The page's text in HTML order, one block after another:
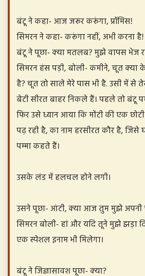
बंटू ने कहा- आज जरूर करूंगा, प्रॉमिस!
सिमरन ने कहा- करूंगा नहीं, अभी करना है!
बंटू ने पूछा- क्या मतलब? मुझे वापस भेज
सिमरन हंस पड़ी, बोली- कमीने, चूत क्या
है? चूत तो साले मेरे पास भी है. उसी में से
बेटी सीरत बाहर निकले हैं। पहले तो बंटू
फिर उसे ध्यान आया कि मोंटी की एक
पढ़ रही है, का नाम हरसीरत कौर है, जिसे
पम्मा कहते हैं।
उसके लंड में हलचल होने लगी।
उसने पूछा- आंटी, क्या आज तुम मुझे
सिमरन बोली- हां और यदि तूने मुझे झड़ा
एक स्पेशल इनाम भी मिलेगा।
बंटू ने जिज्ञासावश पूछा- क्या?